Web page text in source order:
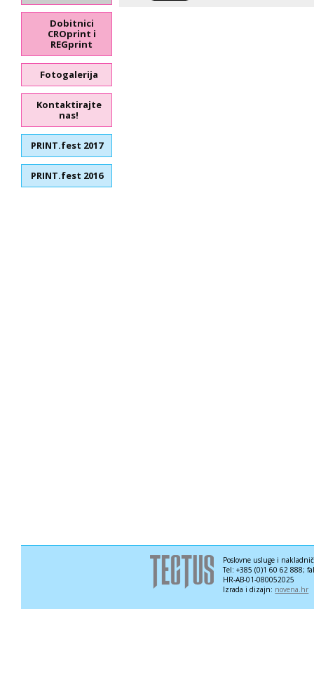
Dobitnici
CROprint i
REGprint
Fotogalerija
Kontaktirajte
nas!
PRINT.fest 2017
PRINT.fest 2016
Poslovne usluge i
Tel: +385 (0)1 60 62 888;
HR-AB-01-080052025
Izrada i dizajn: novena.hr